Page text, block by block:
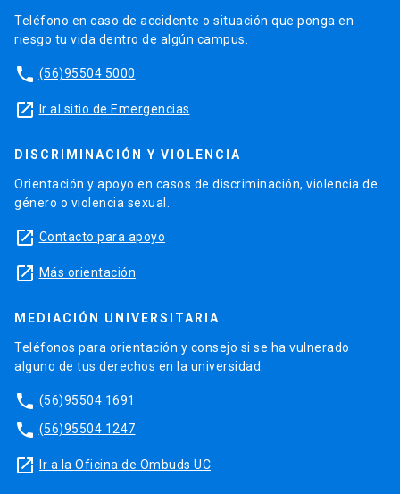
Teléfono en caso de accidente o situación que ponga en
riesgo tu vida dentro de algún campus.
phone (56)95504 5000
launch Ir al sitio de Emergencias
DISCRIMINACIÓN Y VIOLENCIA
Orientación y apoyo en casos de discriminación, violencia de
género o violencia sexual.
launch Contacto para apoyo
launch Más orientación
MEDIACIÓN UNIVERSITARIA
Teléfonos para orientación y consejo si se ha vulnerado
alguno de tus derechos en la universidad.
phone (56)95504 1691
phone (56)95504 1247
launch Ir a la Oficina de Ombuds UC